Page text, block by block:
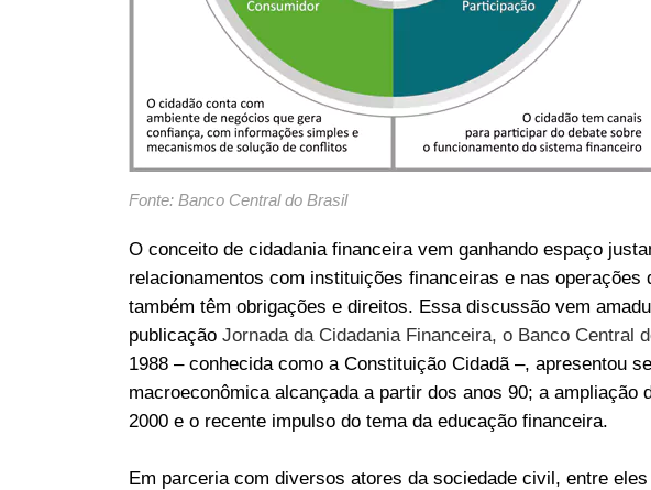
Fonte: Banco Central do Brasil
O conceito de cidadania financeira vem ganhando espaço
relacionamentos com instituições financeiras e nas operações
também têm obrigações e direitos. Essa discussão vem
publicação Jornada da Cidadania Financeira, o Banco Central
1988 – conhecida como a Constituição Cidadã –, apresentou
macroeconômica alcançada a partir dos anos 90; a ampliação
2000 e o recente impulso do tema da educação financeira.
Em parceria com diversos atores da sociedade civil, entre